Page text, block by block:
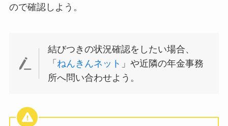
ので確認しよう。
結びつきの状況確認をしたい場合、
「 ねんきんネット 」や近隣の年金事務
所へ問い合わせよう。